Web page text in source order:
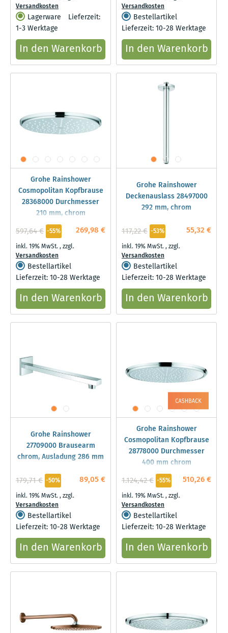
Versandkosten
Lagerware
Lieferzeit:
1-3 Werktage
In den Warenkorb
Versandkosten
Bestellartikel
Lieferzeit: 10-28 Werktage
In den Warenkorb
Grohe Rainshower
Cosmopolitan Kopfbrause
28368000 Durchmesser
210 mm, chrom
269,98 €
597,64 € -55%
inkl. 19% MwSt.,zzgl.
Versandkosten
Bestellartikel
Lieferzeit: 10-28 Werktage
In den Warenkorb
Grohe Rainshower
Deckenauslass 28497000
292 mm, chrom
55,32 €
117,22 € -53%
inkl. 19% MwSt.,zzgl.
Versandkosten
Bestellartikel
Lieferzeit: 10-28 Werktage
In den Warenkorb
Grohe Rainshower
27709000 Brausearm
chrom, Ausladung 286 mm
89,05 €
179,71 € -50%
inkl. 19% MwSt.,zzgl.
Versandkosten
Bestellartikel
Lieferzeit: 10-28 Werktage
In den Warenkorb
Grohe Rainshower
Cosmopolitan Kopfbrause
28778000 Durchmesser
400 mm chrom
510,26 €
1.124,42 € -55%
inkl. 19% MwSt.,zzgl.
Versandkosten
Bestellartikel
Lieferzeit: 10-28 Werktage
In den Warenkorb